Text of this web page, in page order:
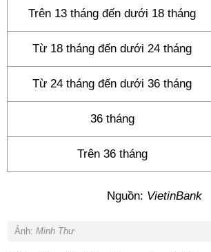
Trên 13 tháng đến dưới 18 tháng
Từ 18 tháng đến dưới 24 tháng
Từ 24 tháng đến dưới 36 tháng
36 tháng
Trên 36 tháng
Nguồn: VietinBank
Ảnh: Minh Thư